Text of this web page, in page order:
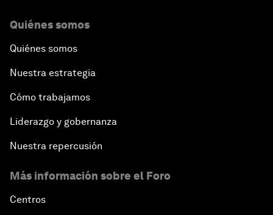
Quiénes somos
Quiénes somos
Nuestra estrategia
Cómo trabajamos
Liderazgo y gobernanza
Nuestra repercusión
Más información sobre el Foro
Centros